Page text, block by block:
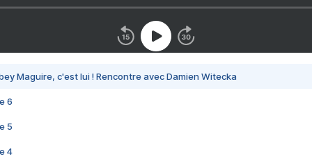
Maguire, c'est lui ! Rencontre avec Damien Witecka
6
5
4